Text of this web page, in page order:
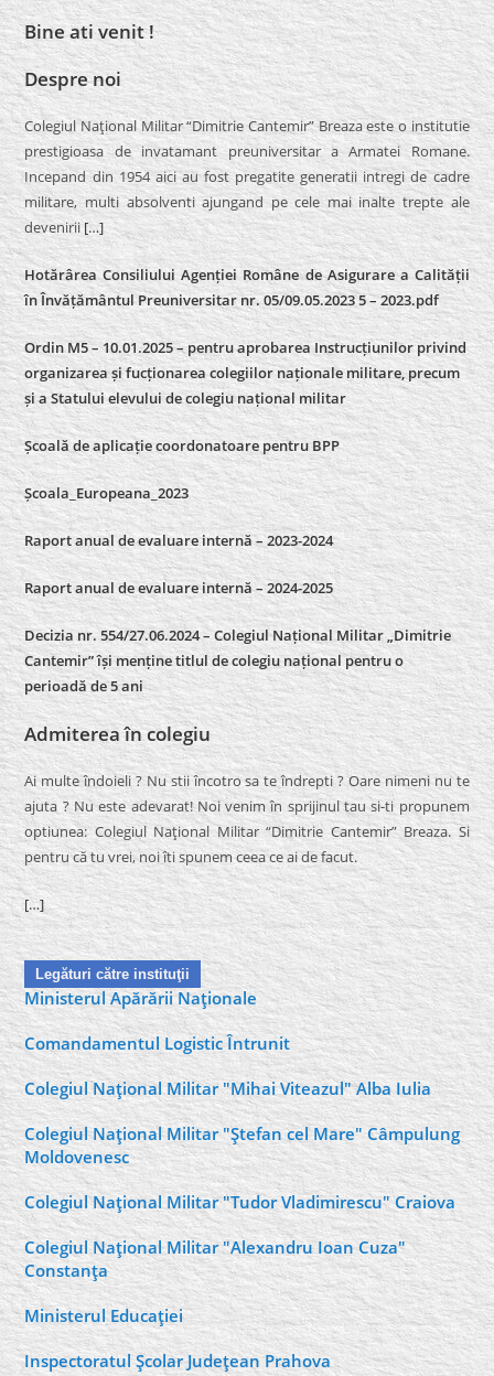
Bine ati venit !
Despre noi
Colegiul Naţional Militar “Dimitrie Cantemir” Breaza este o institutie
prestigioasa de invatamant preuniversitar a Armatei Romane.
Incepand din 1954 aici au fost pregatite generatii intregi de cadre
militare, multi absolventi ajungand pe cele mai inalte trepte ale
devenirii[…]
Hotărârea Consiliului Agenției Române de Asigurare a Calității
în Învățământul Preuniversitar nr. 05/09.05.2023 5 – 2023.pdf
Ordin M5 – 10.01.2025 – pentru aprobarea Instrucțiunilor privind
organizarea și fucționarea colegiilor naționale militare, precum
și a Statului elevului de colegiu național militar
Școală de aplicație coordonatoare pentru BPP
Școala_Europeana_2023
Raport anual de evaluare internă – 2023-2024
Raport anual de evaluare internă –2024-2025
Decizia nr. 554/27.06.2024 – Colegiul Național Militar „Dimitrie
Cantemir” își menține titlul de colegiu național pentru o
perioadă de 5 ani
Admiterea în colegiu
Ai multe îndoieli ? Nu stii încotro sa te îndrepti ? Oare nimeni nu te
ajuta ? Nu este adevarat! Noi venim în sprijinul tau si-ti propunem
optiunea: Colegiul Naţional Militar “Dimitrie Cantemir” Breaza. Si
pentru că tu vrei, noi îti spunem ceea ce ai de facut.
[…]
Legături către instituţii
Ministerul Apărării Naţionale
Comandamentul Logistic Întrunit
Colegiul Naţional Militar "Mihai Viteazul" Alba Iulia
Colegiul Naţional Militar "Ştefan cel Mare" Câmpulung
Moldovenesc
Colegiul Naţional Militar "Tudor Vladimirescu" Craiova
Colegiul Naţional Militar "Alexandru Ioan Cuza"
Constanţa
Ministerul Educaţiei
Inspectoratul Şcolar Judeţean Prahova